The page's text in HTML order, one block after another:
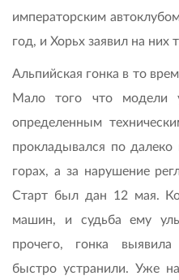
императорским
год, и Хорьх заявил на
Альпийская гонка в то
Мало того что модели
определенным
прокладывался по
горах, а за нарушение
Старт был дан 12 мая.
машин, и судьба ему
прочего, гонка
быстро устранили. Уже